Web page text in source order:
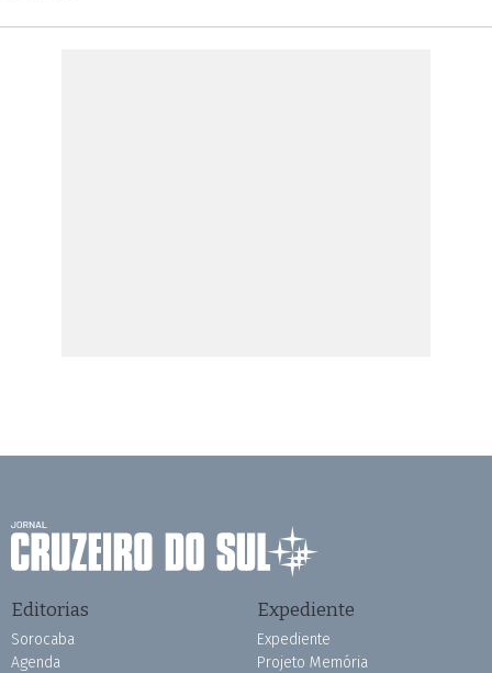
Editorias
Sorocaba
Agenda
Expediente
Expediente
Projeto Memória